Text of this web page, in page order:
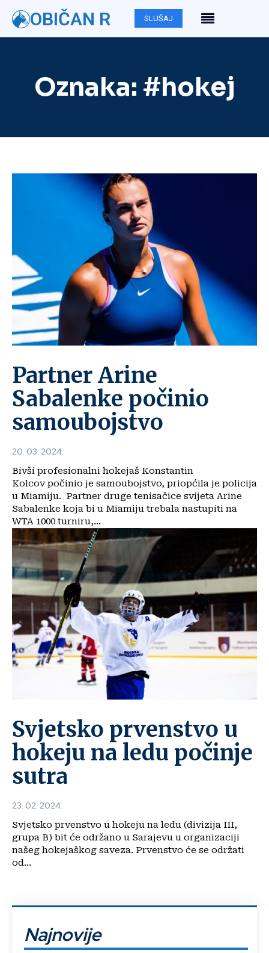
OBIČAN R SLUŠAJ
Oznaka: #hokej
Partner Arine
Sabalenke počinio
samoubojstvo
20. 03. 2024.
Bivši profesionalni hokejaš Konstantin
Kolcov počinio je samoubojstvo, priopćila je policija
u Miamiju. Partner druge tenisačice svijeta Arine
Sabalenke koja bi u Miamiju trebala nastupiti na
WTA 1000 turniru,...
Svjetsko prvenstvo u
hokeju na ledu počinje
sutra
23. 02. 2024.
Svjetsko prvenstvo u hokeju na ledu (divizija III,
grupa B) bit će održano u Sarajevu u organizaciji
našeg hokejaškog saveza. Prvenstvo će se održati
od...
Najnovije